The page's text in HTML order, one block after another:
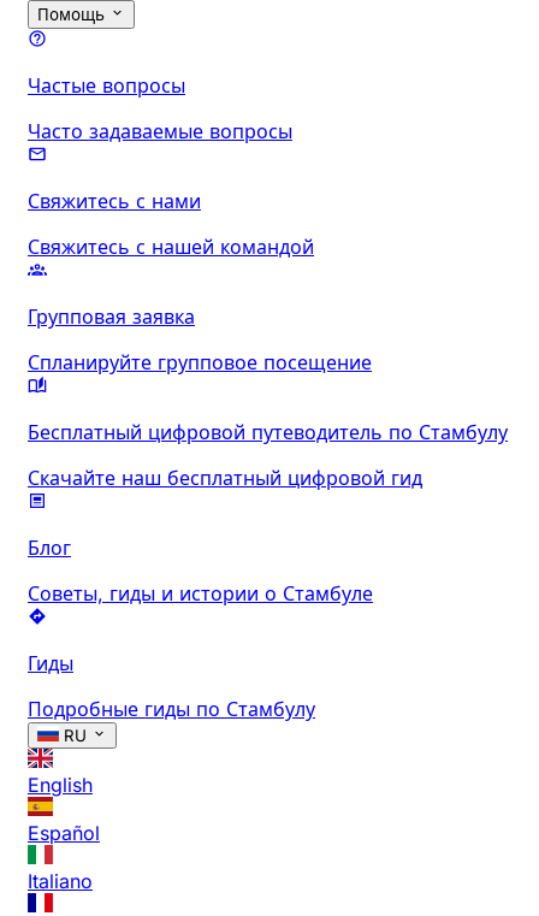
Помощь
Частые вопросы
Часто задаваемые вопросы
Свяжитесь с нами
Свяжитесь с нашей командой
Групповая заявка
Спланируйте групповое посещение
Бесплатный цифровой путеводитель по Стамбулу
Скачайте наш бесплатный цифровой гид
Блог
Советы, гиды и истории о Стамбуле
Гиды
Подробные гиды по Стамбулу
RU
English
Español
Italiano